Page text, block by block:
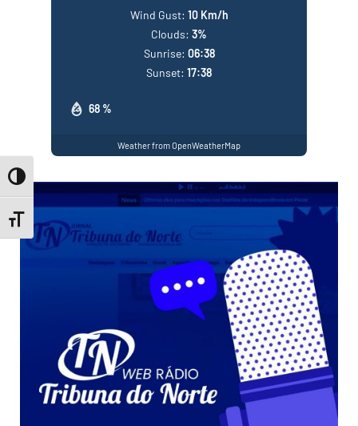
Toggle High Contrast
Toggle Font size
68 %
Wind Gust: 10 Km/h
Clouds: 3%
Sunrise: 06:38
Sunset: 17:38
Weather from OpenWeatherMap